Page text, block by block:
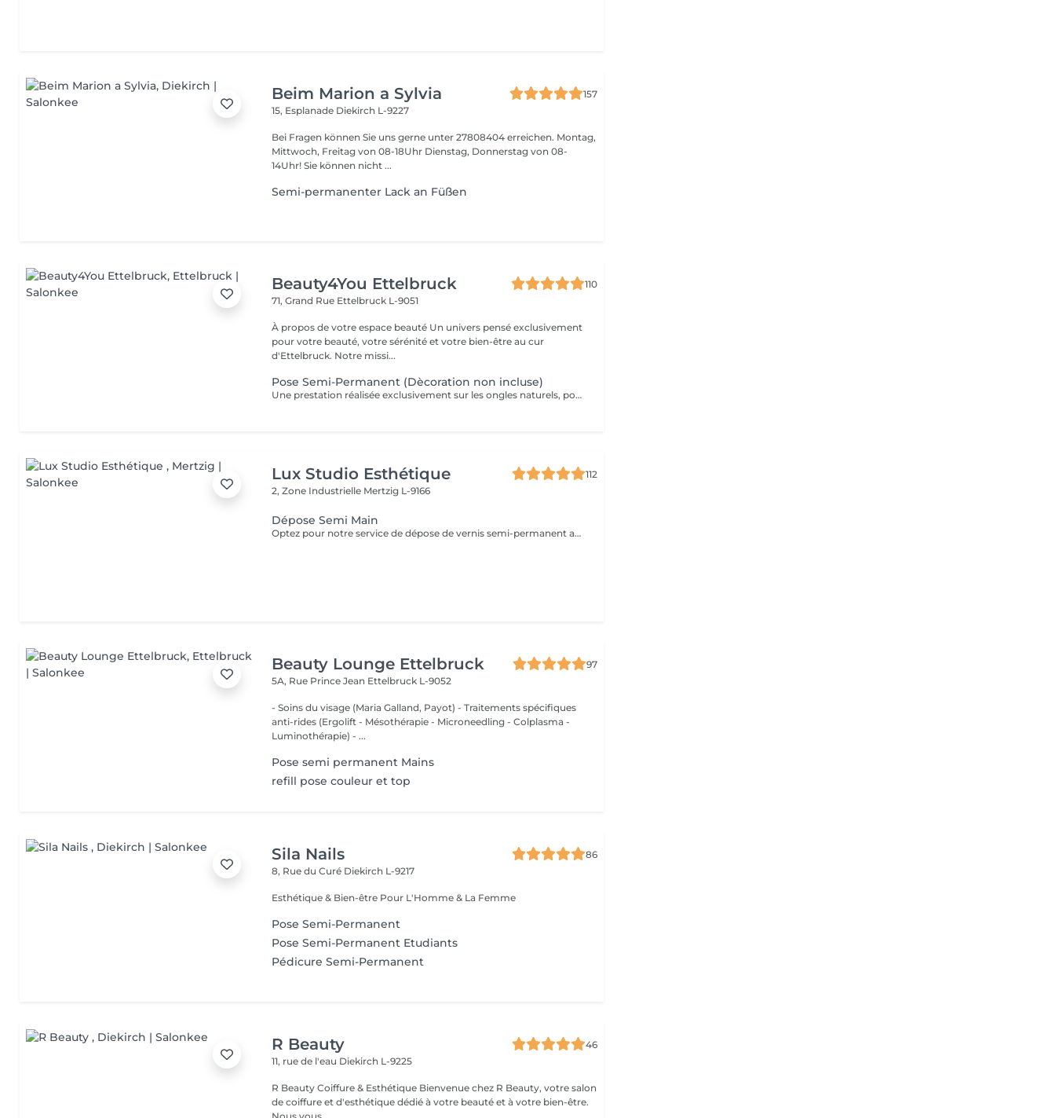
Beim Marion a Sylvia
157
15, Esplanade Diekirch L-9227
Bei Fragen können Sie uns gerne unter 27808404 erreichen. Montag,
Mittwoch, Freitag von 08-18Uhr Dienstag, Donnerstag von 08-
14Uhr! Sie können nicht ...
Semi-permanenter Lack an Füßen
Beauty4You Ettelbruck
110
71, Grand Rue Ettelbruck L-9051
À propos de votre espace beauté Un univers pensé exclusivement
pour votre beauté, votre sérénité et votre bien-être au cur
d'Ettelbruck. Notre missi...
Pose Semi-Permanent (Dècoration non incluse)
Une prestation réalisée exclusivement sur les ongles naturels, pour une couleur brillante et durable pendant plusieurs semaines. * Préparation de l'ongle naturel * Travail des cuticules * Mise en forme des ongles * Application du vernis semi-permanent * Finition brillante
Lux Studio Esthétique
112
2, Zone Industrielle Mertzig L-9166
Dépose Semi Main
Optez pour notre service de dépose de vernis semi-permanent avec 4 options adaptées à vos besoins : 1. Dépose simple : Retrait de l'ancien vernis semi-permanent.
Beauty Lounge Ettelbruck
97
5A, Rue Prince Jean Ettelbruck L-9052
- Soins du visage (Maria Galland, Payot) - Traitements spécifiques
anti-rides (Ergolift - Mésothérapie - Microneedling - Colplasma -
Luminothérapie) - ...
Pose semi permanent Mains
refill pose couleur et top
Sila Nails
86
8, Rue du Curé Diekirch L-9217
Esthétique & Bien-être Pour L'Homme & La Femme
Pose Semi-Permanent
Pose Semi-Permanent Etudiants
Pédicure Semi-Permanent
R Beauty
46
11, rue de l'eau Diekirch L-9225
R Beauty Coiffure & Esthétique Bienvenue chez R Beauty, votre salon
de coiffure et d'esthétique dédié à votre beauté et à votre bien-être.